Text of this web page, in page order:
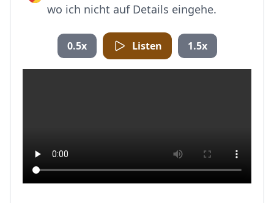
wo ich nicht auf Details eingehe.
0.5x Listen 1.5x